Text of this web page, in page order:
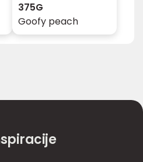
375G
Goofy peach